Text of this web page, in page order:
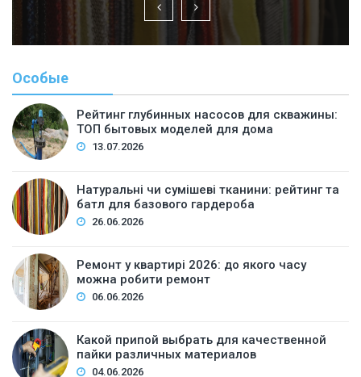
Особые
Рейтинг глубинных насосов для скважины:
ТОП бытовых моделей для дома
13.07.2026
Натуральні чи сумішеві тканини: рейтинг та
батл для базового гардероба
26.06.2026
Ремонт у квартирі 2026: до якого часу
можна робити ремонт
06.06.2026
Какой припой выбрать для качественной
пайки различных материалов
04.06.2026